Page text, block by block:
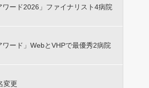
ワード2026」ファイナリスト4病院
ワード」WebとVHPで最優秀2病院
変更